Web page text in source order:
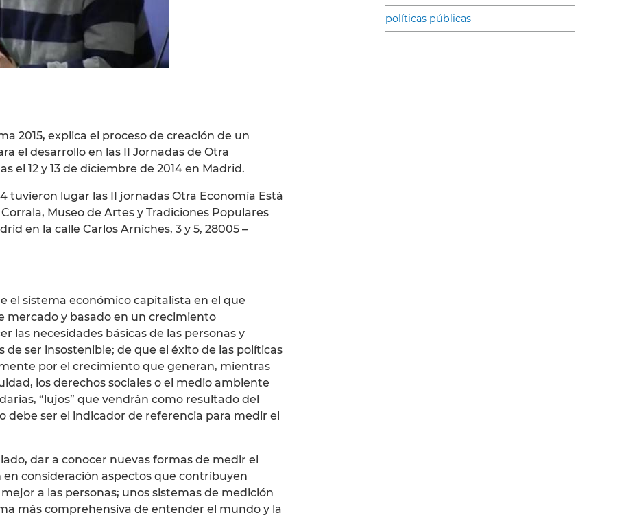
2015, explica el proceso de creación de un
el desarrollo en las II Jornadas de Otra
el 12 y 13 de diciembre de 2014 en Madrid.
tuvieron lugar las II jornadas Otra Economía Está
Museo de Artes y Tradiciones Populares
en la calle Carlos Arniches, 3 y 5, 28005 –
el sistema económico capitalista en el que
mercado y basado en un crecimiento
las necesidades básicas de las personas y
ser insostenible; de que el éxito de las políticas
por el crecimiento que generan, mientras
los derechos sociales o el medio ambiente
“lujos” que vendrán como resultado del
debe ser el indicador de referencia para medir el
dar a conocer nuevas formas de medir el
consideración aspectos que contribuyen
a las personas; unos sistemas de medición
más comprehensiva de entender el mundo y la
políticas públicas